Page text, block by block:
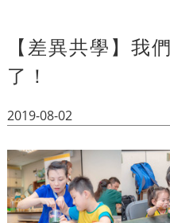
【差異共學】我
了！
2019-08-02